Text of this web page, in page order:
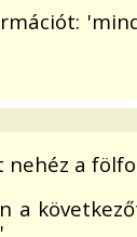
nehéz a
a